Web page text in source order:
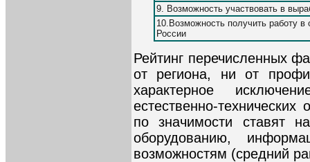
9. Возможность участвовать в
10.Возможность получить работу в
России
Рейтинг перечисленных
от региона, ни от
характерное
естественно-
по значимости ставят
оборудованию,
возможностям (средний